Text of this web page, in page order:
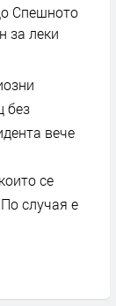
Спешното
за леки
без
вече
се
случая е